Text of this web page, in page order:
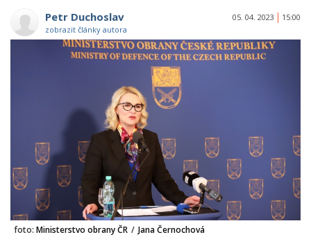
Petr Duchoslav
zobrazit články autora
05. 04. 2023 15:00
foto: Ministerstvo obrany ČR / Jana Černochová